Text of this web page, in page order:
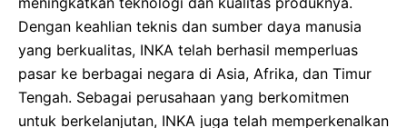
Dengan keahlian teknis dan sumber daya manusia
yang berkualitas, INKA telah berhasil memperluas
pasar ke berbagai negara di Asia, Afrika, dan Timur
Tengah. Sebagai perusahaan yang berkomitmen
untuk berkelanjutan, INKA juga telah memperkenalkan